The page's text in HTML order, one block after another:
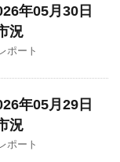
年05月30日
況
ポート
年05月29日
況
ポート